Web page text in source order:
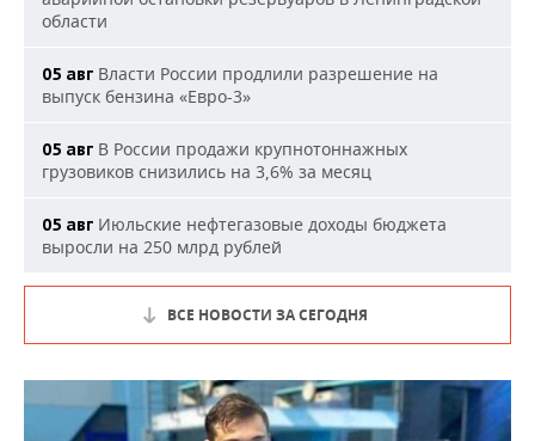
области
05 авг Власти России продлили разрешение на
выпуск бензина «Евро-3»
05 авг В России продажи крупнотоннажных
грузовиков снизились на 3,6% за месяц
05 авг Июльские нефтегазовые доходы бюджета
выросли на 250 млрд рублей
ВСЕ НОВОСТИ ЗА СЕГОДНЯ